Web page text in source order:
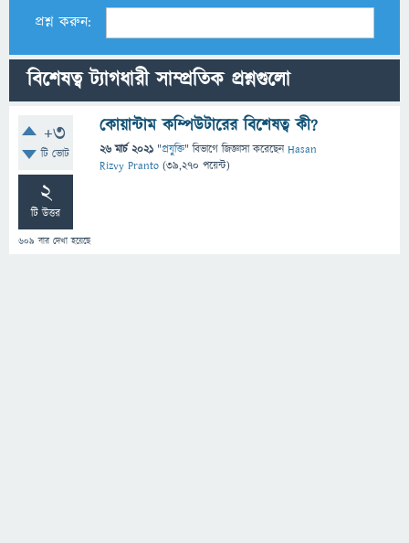
প্রশ্ন করুন:
বিশেষত্ব ট্যাগধারী সাম্প্রতিক প্রশ্নগুলো
+3
টি ভোট
2
টি উত্তর
609 বার দেখা হয়েছে
কোয়ান্টাম কম্পিউটারের বিশেষত্ব কী?
26 মার্চ 2021 "প্রযুক্তি" বিভাগে জিজ্ঞাসাকরেছেনHasan
Rizvy Pranto (39,270 পয়েন্ট)